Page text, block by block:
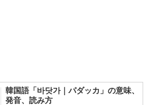
韓国語「바닷가｜パダッカ」の意味、
発音、読み方